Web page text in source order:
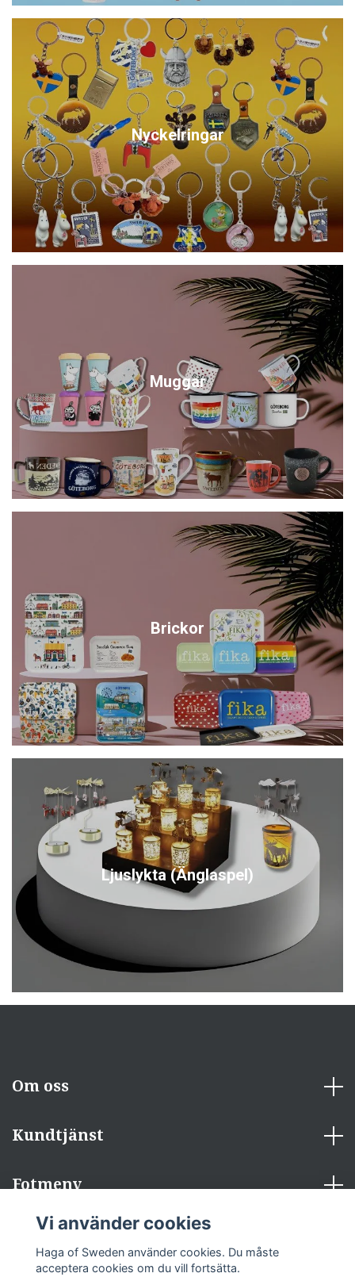
Nyckelringar
Muggar
Brickor
Ljuslykta (Änglaspel)
Om oss
Kundtjänst
Fotmeny
Sociala medier
Vi använder cookies
Haga of Sweden använder cookies. Du måste
acceptera cookies om du vill fortsätta.